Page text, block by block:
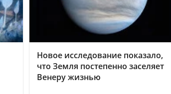
Новое исследование показало,
что Земля постепенно заселяет
Венеру жизнью